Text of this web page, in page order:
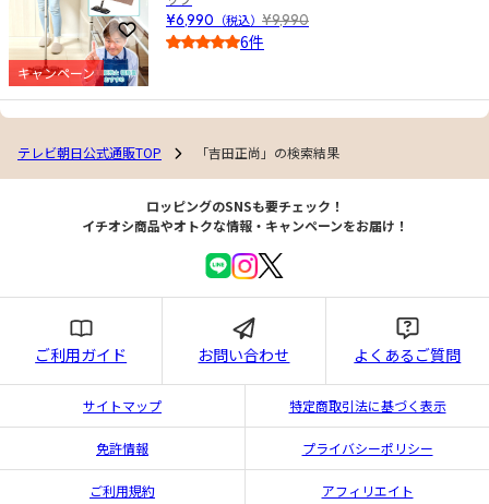
お気に入りに登録
キャンペーン
¥6,990 （税込） ¥9,990
6件
テレビ朝日公式通販TOP 「吉田正尚」の検索結果
ロッピングのSNSも要チェック！
イチオシ商品やオトクな情報・キャンペーンをお届け！
ご利用ガイド お問い合わせ よくあるご質問
サイトマップ 特定商取引法に基づく表示
免許情報 プライバシーポリシー
ご利用規約 アフィリエイト